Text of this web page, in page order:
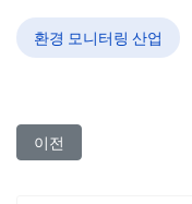
환경 모니터링 산업
이전 아티클: FBG
이전